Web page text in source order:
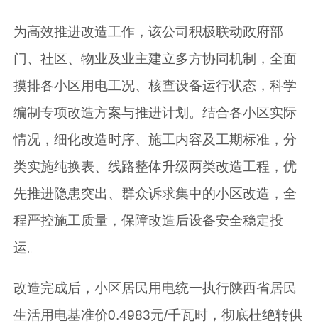
为高效推进改造工作，该公司积极联动政府部
门、社区、物业及业主建立多方协同机制，全面
摸排各小区用电工况、核查设备运行状态，科学
编制专项改造方案与推进计划。结合各小区实际
情况，细化改造时序、施工内容及工期标准，分
类实施纯换表、线路整体升级两类改造工程，优
先推进隐患突出、群众诉求集中的小区改造，全
程严控施工质量，保障改造后设备安全稳定投
运。
改造完成后，小区居民用电统一执行陕西省居民
生活用电基准价0.4983元/千瓦时，彻底杜绝转供